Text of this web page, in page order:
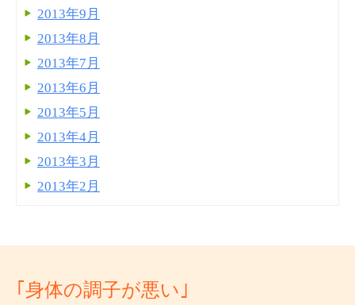
2013年9月
2013年8月
2013年7月
2013年6月
2013年5月
2013年4月
2013年3月
2013年2月
｢身体の調子が悪い｣